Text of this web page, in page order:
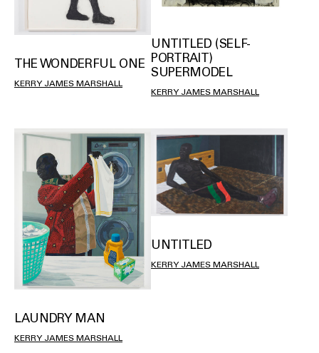
THE WONDERFUL ONE
KERRY JAMES MARSHALL
UNTITLED (SELF-
PORTRAIT)
SUPERMODEL
KERRY JAMES MARSHALL
LAUNDRY MAN
KERRY JAMES MARSHALL
UNTITLED
KERRY JAMES MARSHALL